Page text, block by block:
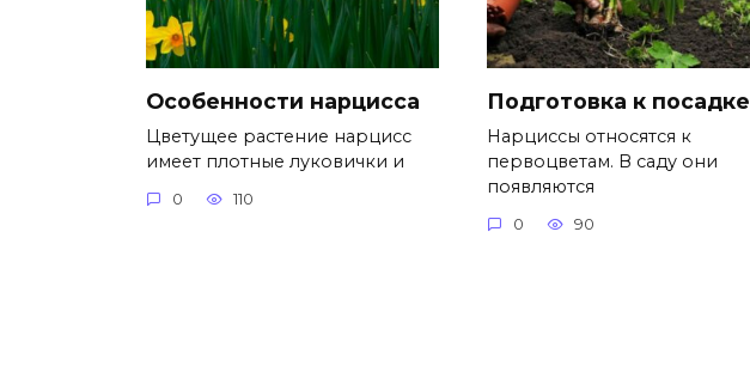
Особенности нарцисса
Цветущее растение нарцисс
имеет плотные луковички и
0 110
Подготовка к посадке
Нарциссы относятся к
первоцветам. В саду они
появляются
0 90